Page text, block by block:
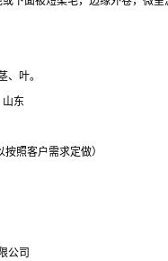
、叶。
山东
按照客户需求定做）
公司